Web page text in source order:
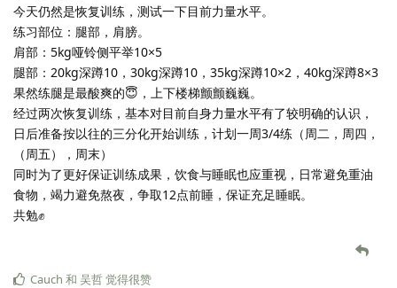
今天仍然是恢复训练，测试一下目前力量水平。
练习部位：腿部，肩膀。
肩部：5kg哑铃侧平举10×5
腿部：20kg深蹲10，30kg深蹲10，35kg深蹲10×2，40kg深蹲8×3
果然练腿是最酸爽的😇，上下楼梯颤颤巍巍。
经过两次恢复训练，基本对目前自身力量水平有了较明确的认识，
日后准备按以往的三分化开始训练，计划一周3/4练（周二，周四，
（周五），周末）
同时为了更好保证训练成果，饮食与睡眠也应重视，日常避免重油
食物，竭力避免熬夜，争取12点前睡，保证充足睡眠。
共勉✊
Cauch 和 吴哲觉得很赞